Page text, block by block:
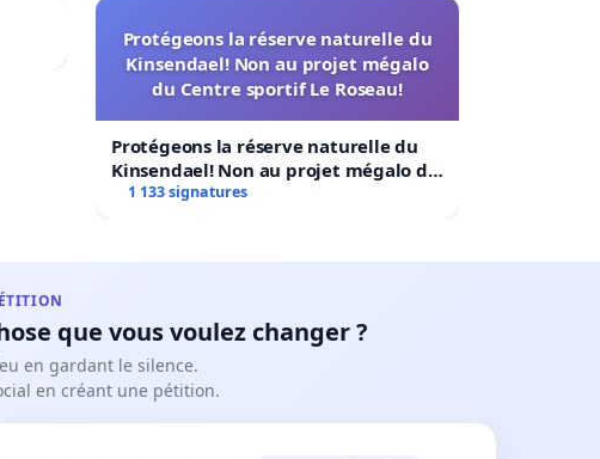
Protégeons la réserve naturelle du
Kinsendael! Non au projet mégalo
du Centre sportif Le Roseau!
Protégeons la réserve naturelle du
Kinsendael! Non au projet mégalo du
Centre sportif Le Roseau!
1 133 signatures
que vous voulez changer ?
en gardant le silence.
en créant une pétition.